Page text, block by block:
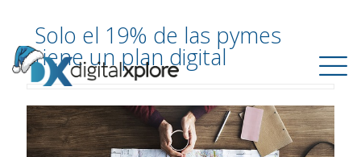
Solo el 19% de las pymes
tiene un plan digital